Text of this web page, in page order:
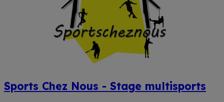
Sports Chez Nous - Stage multisports